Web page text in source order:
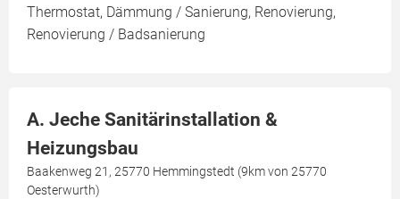
Thermostat, Dämmung / Sanierung, Renovierung,
Renovierung / Badsanierung
A. Jeche Sanitärinstallation &
Heizungsbau
Baakenweg 21, 25770 Hemmingstedt (9km von 25770
Oesterwurth)